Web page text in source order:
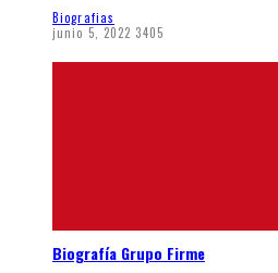
Biografias
junio 5, 2022 3405
Biografía Grupo Firme